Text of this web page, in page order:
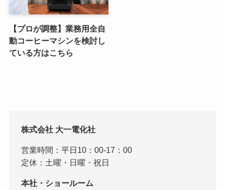
【プロが調整】業務用全自
動コーヒーマシンを検討し
ている方はこちら
株式会社 大一電化社
営業時間：平日10：00-17：00
定休：土曜・日曜・祝日
本社・ショールーム